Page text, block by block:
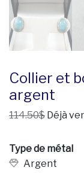
Collier et
argent
114.50$ Déjà
Type de métal
Argent